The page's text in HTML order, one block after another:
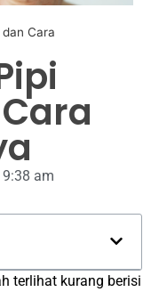
Cara
9:38 am
terlihat kurang berisi